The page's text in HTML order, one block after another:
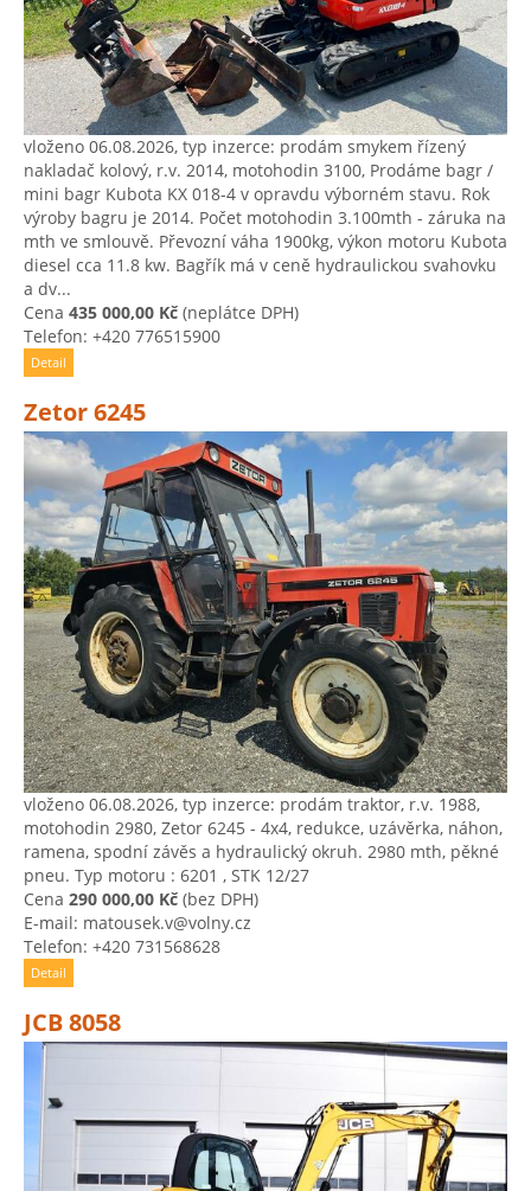
vloženo 06.08.2026, typ inzerce: prodám smykem řízený
nakladač kolový, r.v. 2014, motohodin 3100, Prodáme bagr /
mini bagr Kubota KX 018-4 v opravdu výborném stavu. Rok
výroby bagru je 2014. Počet motohodin 3.100mth - záruka na
mth ve smlouvě. Převozní váha 1900kg, výkon motoru Kubota
diesel cca 11.8 kw. Bagřík má v ceně hydraulickou svahovku
a dv...
Cena 435 000,00 Kč (neplátce DPH)
Telefon: +420 776515900
Detail
Zetor 6245
vloženo 06.08.2026, typ inzerce: prodám traktor, r.v. 1988,
motohodin 2980, Zetor 6245 - 4x4, redukce, uzávěrka, náhon,
ramena, spodní závěs a hydraulický okruh. 2980 mth, pěkné
pneu. Typ motoru : 6201 , STK 12/27
Cena 290 000,00 Kč (bez DPH)
E-mail: matousek.v@volny.cz
Telefon: +420 731568628
Detail
JCB 8058